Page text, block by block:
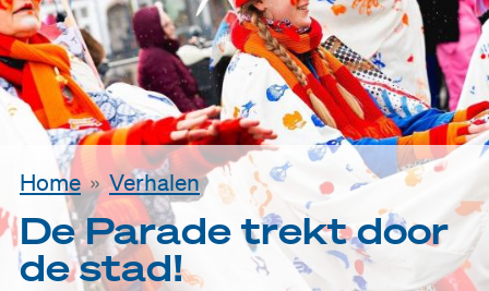
Home Verhalen
De Parade trekt door
de stad!